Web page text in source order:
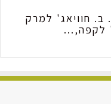
ב. חוויאג' למרק
לקפה,...